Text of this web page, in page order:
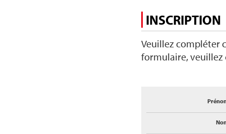
INSCRIPTION
Veuillez compléter
formulaire, veuillez